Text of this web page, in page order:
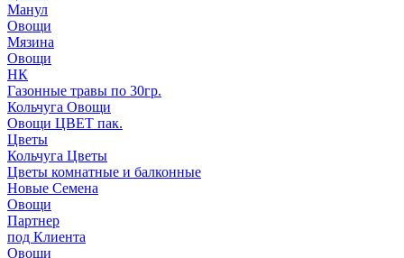
Манул
Овощи
Мязина
Овощи
НК
Газонные травы по 30гр.
Кольчуга Овощи
Овощи ЦВЕТ пак.
Цветы
Кольчуга Цветы
Цветы комнатные и балконные
Новые Семена
Овощи
Партнер
под Клиента
Овощи